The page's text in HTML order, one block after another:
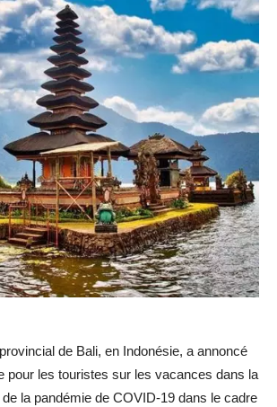
de Bali, en Indonésie, a annoncé
pour les touristes sur les vacances dans la
la pandémie de COVID-19 dans le cadre